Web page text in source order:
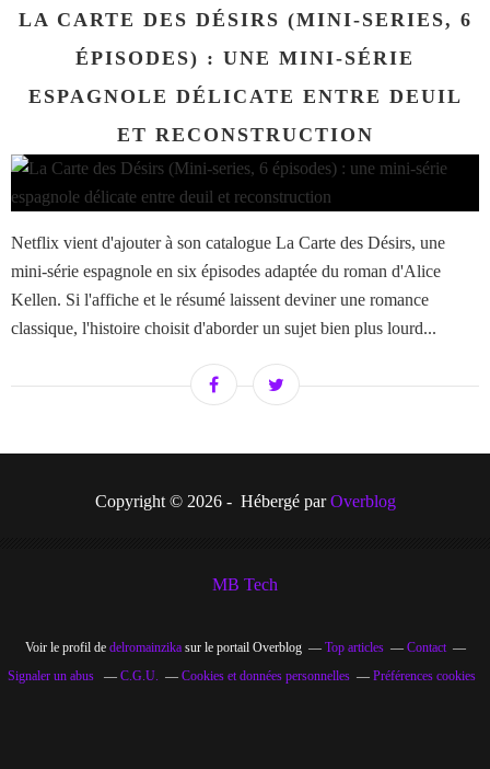
LA CARTE DES DÉSIRS (MINI-SERIES, 6
ÉPISODES) : UNE MINI-SÉRIE
ESPAGNOLE DÉLICATE ENTRE DEUIL
ET RECONSTRUCTION
Netflix vient d'ajouter à son catalogue La Carte des Désirs, une
mini-série espagnole en six épisodes adaptée du roman d'Alice
Kellen. Si l'affiche et le résumé laissent deviner une romance
classique, l'histoire choisit d'aborder un sujet bien plus lourd...
Copyright © 2026 - Hébergé parOverblog
MB Tech
Voir le profil de delromainzikasur le portail Overblog Top articles
Contact
Signaler un abus
C.G.U. Cookies et données personnelles Préférences cookies